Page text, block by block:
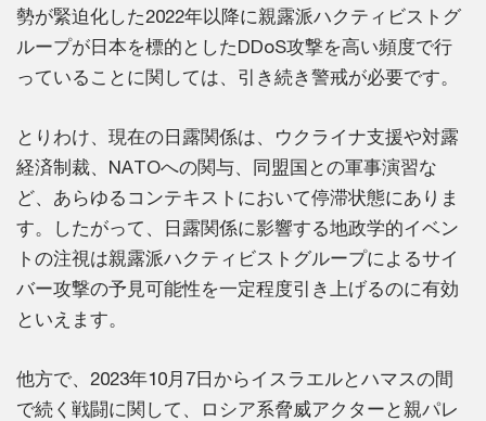
勢が緊迫化した2022年以降に親露派ハクティビストグ
ループが日本を標的としたDDoS攻撃を高い頻度で行
っていることに関しては、引き続き警戒が必要です。
とりわけ、現在の日露関係は、ウクライナ支援や対露
経済制裁、NATOへの関与、同盟国との軍事演習な
ど、あらゆるコンテキストにおいて停滞状態にありま
す。したがって、日露関係に影響する地政学的イベン
トの注視は親露派ハクティビストグループによるサイ
バー攻撃の予見可能性を一定程度引き上げるのに有効
といえます。
他方で、2023年10月7日からイスラエルとハマスの間
で続く戦闘に関して、ロシア系脅威アクターと親パレ